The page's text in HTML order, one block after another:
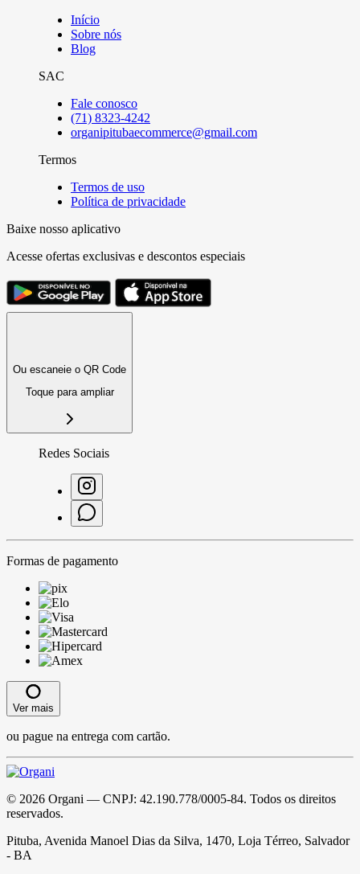
Início
Sobre nós
Blog
SAC
Fale conosco
(71) 8323-4242
organipitubaecommerce@gmail.com
Termos
Termos de uso
Política de privacidade
Baixe nosso aplicativo
Acesse ofertas exclusivas e descontos especiais
Ou escaneie o QR Code
Toque para ampliar
Redes Sociais
Formas de pagamento
Ver mais
ou pague na entrega com cartão.
© 2026 Organi — CNPJ: 42.190.778/0005-84. Todos os direitos
reservados.
Pituba, Avenida Manoel Dias da Silva, 1470, Loja Térreo, Salvador
- BA